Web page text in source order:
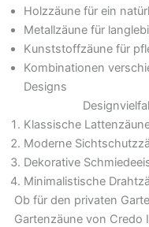
Holzzäune für ein
Metallzäune für
Kunststoffzäune für
Kombinationen
Designs
Klassische
Moderne
Dekorative
Minimalistische
Ob für den privaten
Gartenzäune von Credo